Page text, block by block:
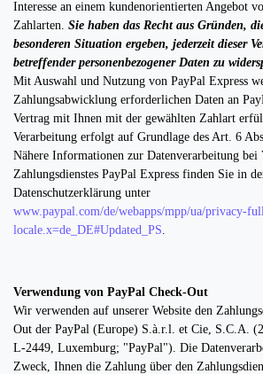
Interesse an einem kundenorientierten Angebot
Zahlarten. Sie haben das Recht aus Gründen,
besonderen Situation ergeben, jederzeit dieser
betreffender personenbezogener Daten zu
Mit Auswahl und Nutzung von PayPal Express
Zahlungsabwicklung erforderlichen Daten an
Vertrag mit Ihnen mit der gewählten Zahlart
Verarbeitung erfolgt auf Grundlage des Art. 6
Nähere Informationen zur Datenverarbeitung bei
Zahlungsdienstes PayPal Express finden Sie in
Datenschutzerklärung unter
www.paypal.com/de/webapps/mpp/ua/privacy-
locale.x=de_DE#Updated_PS
Verwendung von PayPal Check-Out
Wir verwenden auf unserer Website den
Out der PayPal (Europe) S.à.r.l. et Cie, S.C.A.
L-2449, Luxemburg; "PayPal"). Die
Zweck, Ihnen die Zahlung über den